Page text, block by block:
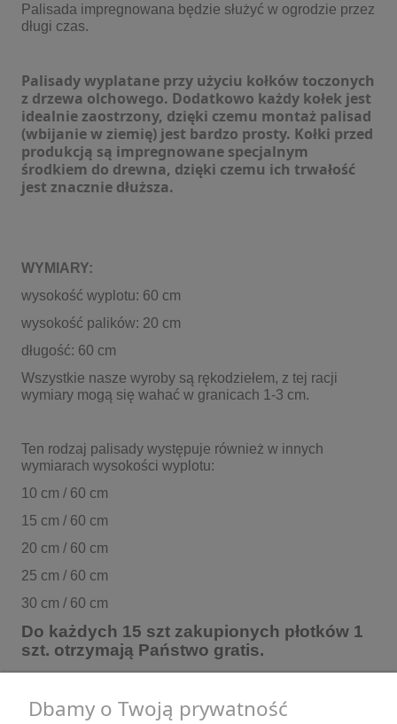
Palisada impregnowana będzie służyć w ogrodzie przez
długi czas.
Palisady wyplatane przy użyciu kołków toczonych
z drzewa olchowego. Dodatkowo każdy kołek jest
idealnie zaostrzony, dzięki czemu montaż palisad
(wbijanie w ziemię) jest bardzo prosty. Kołki przed
produkcją są impregnowane specjalnym
środkiem do drewna, dzięki czemu ich trwałość
jest znacznie dłuższa.
WYMIARY:
wysokość wyplotu: 60 cm
wysokość palików: 20 cm
długość: 60 cm
Wszystkie nasze wyroby są rękodziełem, z tej racji
wymiary mogą się wahać w granicach 1-3 cm.
Ten rodzaj palisady występuje również w innych
wymiarach wysokości wyplotu:
10 cm / 60 cm
15 cm / 60 cm
20 cm / 60 cm
25 cm / 60 cm
30 cm / 60 cm
Do każdych 15 szt zakupionych płotków 1
szt. otrzymają Państwo gratis.
Dbamy o Twoją prywatność